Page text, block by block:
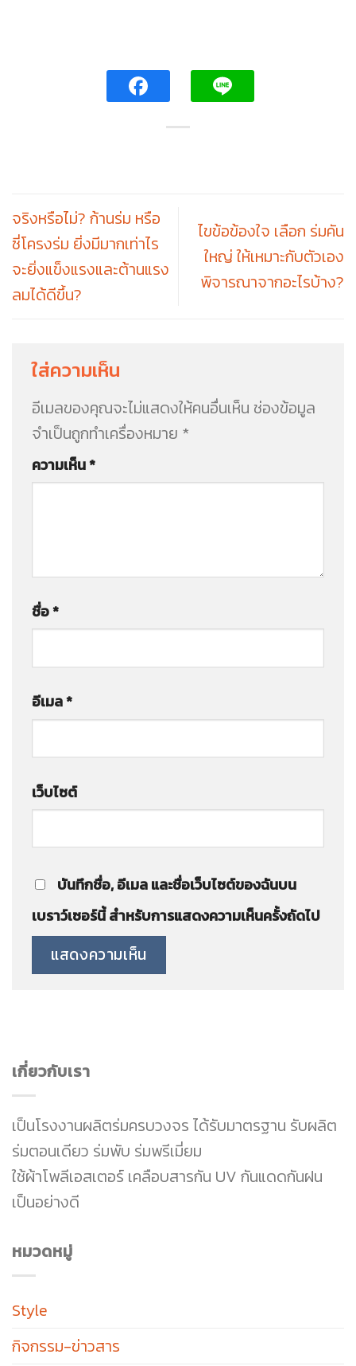
เกี่ยวกับเรา
เป็นโรงงานผลิตร่มครบวงจร ได้รับมาตรฐาน รับผลิต
ร่มตอนเดียว ร่มพับ ร่มพรีเมี่ยม
ใช้ผ้าโพลีเอสเตอร์ เคลือบสารกัน UV กันแดดกันฝน
เป็นอย่างดี
หมวดหมู่
Style
กิจกรรม-ข่าวสาร
จริงหรือไม่? ก้านร่ม หรือ
ซี่โครงร่ม ยิ่งมีมากเท่าไร
จะยิ่งแข็งแรงและต้านแรง
ลมได้ดีขึ้น?
ไขข้อข้องใจ เลือก ร่มคัน
ใหญ่ ให้เหมาะกับตัวเอง
พิจารณาจากอะไรบ้าง?
ใส่ความเห็น
อีเมลของคุณจะไม่แสดงให้คนอื่นเห็น ช่องข้อมูล
จำเป็นถูกทำเครื่องหมาย *
ความเห็น*
ชื่อ*
อีเมล*
เว็บไซต์
บันทึกชื่อ, อีเมล และชื่อเว็บไซต์ของฉันบน
เบราว์เซอร์นี้ สำหรับการแสดงความเห็นครั้งถัดไป